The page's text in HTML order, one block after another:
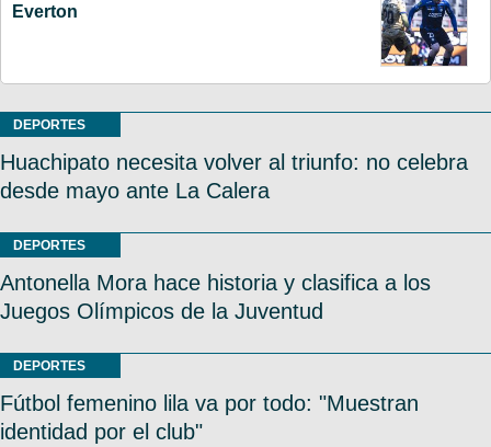
Everton
DEPORTES
Huachipato necesita volver al triunfo: no celebra
desde mayo ante La Calera
DEPORTES
Antonella Mora hace historia y clasifica a los
Juegos Olímpicos de la Juventud
DEPORTES
Fútbol femenino lila va por todo: "Muestran
identidad por el club"